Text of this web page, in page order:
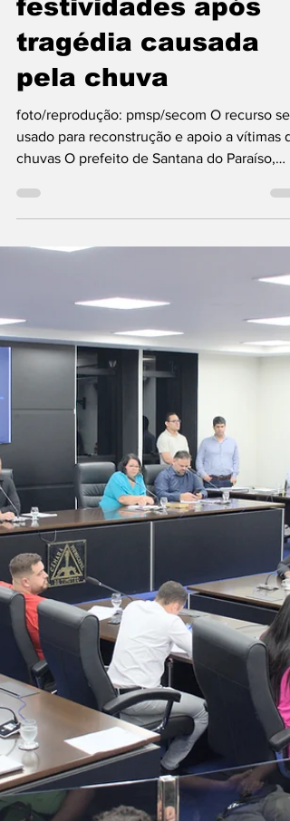
da cidade e outras
festividades após
tragédia causada
pela chuva
foto/reprodução: pmsp/secom O recurso
usado para reconstrução e apoio a vítimas